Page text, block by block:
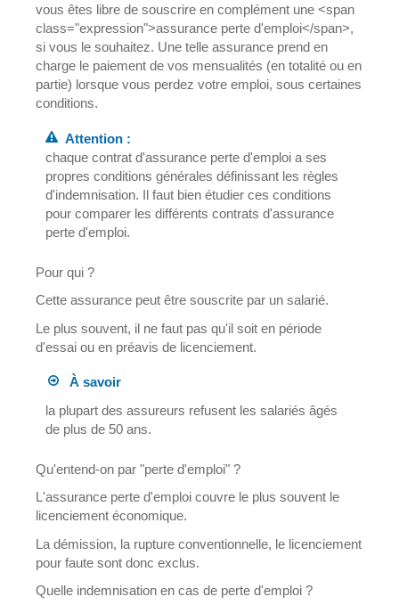
vous êtes libre de souscrire en complément une <span
class="expression">assurance perte d'emploi</span>,
si vous le souhaitez. Une telle assurance prend en
charge le paiement de vos mensualités (en totalité ou en
partie) lorsque vous perdez votre emploi, sous certaines
conditions.
Attention :
chaque contrat d'assurance perte d'emploi a ses
propres conditions générales définissant les règles
d'indemnisation. Il faut bien étudier ces conditions
pour comparer les différents contrats d'assurance
perte d'emploi.
Pour qui ?
Cette assurance peut être souscrite par un salarié.
Le plus souvent, il ne faut pas qu'il soit en période
d'essai ou en préavis de licenciement.
À savoir
la plupart des assureurs refusent les salariés âgés
de plus de 50 ans.
Qu'entend-on par "perte d'emploi" ?
L'assurance perte d'emploi couvre le plus souvent le
licenciement économique.
La démission, la rupture conventionnelle, le licenciement
pour faute sont donc exclus.
Quelle indemnisation en cas de perte d'emploi ?